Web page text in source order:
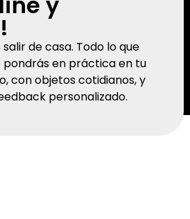
de casa. Todo lo que
en práctica en tu
con objetos cotidianos, y
personalizado.